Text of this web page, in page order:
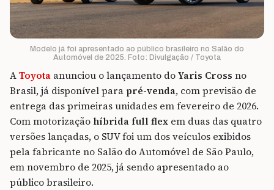
Modelo já foi apresentado ao público brasileiro no Salão do
Automóvel de 2025. Foto: Divulgação / Toyota
AToyota anunciou o lançamento doYaris Cross no
Brasil, já disponível para pré-venda, com previsão de
entrega das primeiras unidades em fevereiro de 2026.
Com motorizaçãohíbrida full flex em duas das quatro
versões lançadas, o SUV foi um dos veículos exibidos
pela fabricante no Salão do Automóvel de São Paulo,
em novembro de 2025, já sendo apresentado ao
público brasileiro.